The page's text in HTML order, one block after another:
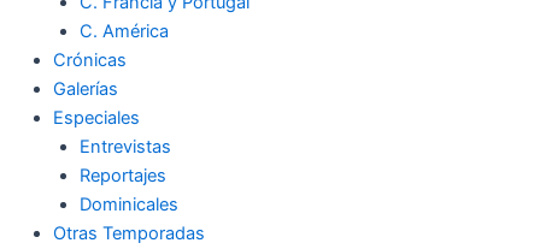
C. América
Crónicas
Galerías
Especiales
Entrevistas
Reportajes
Dominicales
Otras Temporadas